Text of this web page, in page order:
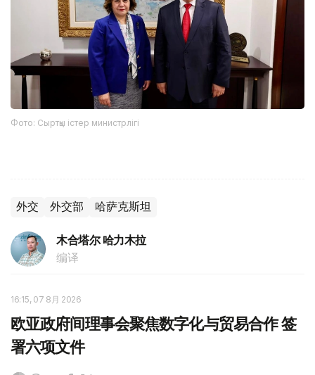
Фото: Сыртқы істер министрлігі
外交 外交部 哈萨克斯坦
木合塔尔 哈力木拉
编译
16:15, 07 8月 2026
欧亚政府间理事会聚焦数字化与贸易合作 签
署六项文件